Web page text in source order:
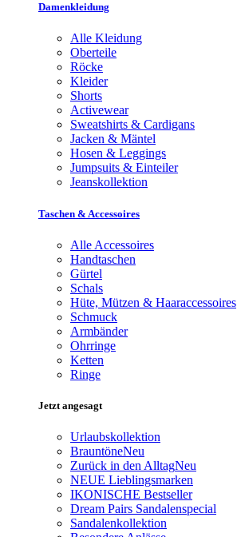
Damenkleidung
Alle Kleidung
Oberteile
Röcke
Kleider
Shorts
Activewear
Sweatshirts & Cardigans
Jacken & Mäntel
Hosen & Leggings
Jumpsuits & Einteiler
Jeanskollektion
Taschen & Accessoires
Alle Accessoires
Handtaschen
Gürtel
Schals
Hüte, Mützen & Haaraccessoires
Schmuck
Armbänder
Ohrringe
Ketten
Ringe
Jetzt angesagt
Urlaubskollektion
BrauntöneNeu
Zurück in den AlltagNeu
NEUE Lieblingsmarken
IKONISCHE Bestseller
Dream Pairs Sandalenspecial
Sandalenkollektion